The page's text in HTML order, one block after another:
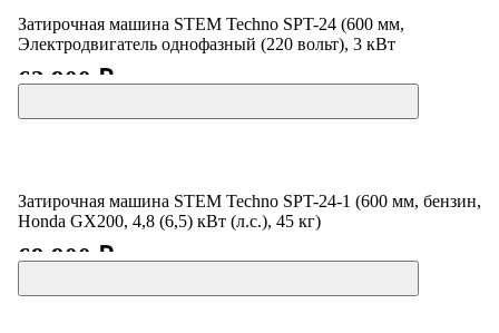
Затирочная машина STEM Techno SPT-24 (600 мм,
Электродвигатель однофазный (220 вольт), 3 кВт
62 900 ₽
Затирочная машина STEM Techno SPT-24-1 (600 мм, бензин,
Honda GX200, 4,8 (6,5) кВт (л.с.), 45 кг)
69 900 ₽